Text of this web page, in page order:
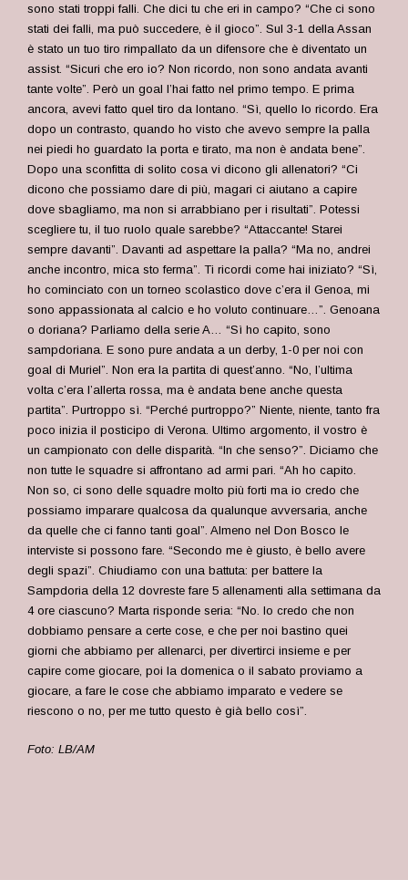
sono stati troppi falli. Che dici tu che eri in campo? “Che ci sono
stati dei falli, ma può succedere, è il gioco”. Sul 3-1 della Assan
è stato un tuo tiro rimpallato da un difensore che è diventato un
assist. “Sicuri che ero io? Non ricordo, non sono andata avanti
tante volte”. Però un goal l’hai fatto nel primo tempo. E prima
ancora, avevi fatto quel tiro da lontano. “Sì, quello lo ricordo. Era
dopo un contrasto, quando ho visto che avevo sempre la palla
nei piedi ho guardato la porta e tirato, ma non è andata bene”.
Dopo una sconfitta di solito cosa vi dicono gli allenatori? “Ci
dicono che possiamo dare di più, magari ci aiutano a capire
dove sbagliamo, ma non si arrabbiano per i risultati”. Potessi
scegliere tu, il tuo ruolo quale sarebbe? “Attaccante! Starei
sempre davanti”. Davanti ad aspettare la palla? “Ma no, andrei
anche incontro, mica sto ferma”. Ti ricordi come hai iniziato? “Sì,
ho cominciato con un torneo scolastico dove c’era il Genoa, mi
sono appassionata al calcio e ho voluto continuare…”. Genoana
o doriana? Parliamo della serie A… “Sì ho capito, sono
sampdoriana. E sono pure andata a un derby, 1-0 per noi con
goal di Muriel”. Non era la partita di quest’anno. “No, l’ultima
volta c’era l’allerta rossa, ma è andata bene anche questa
partita”. Purtroppo sì. “Perché purtroppo?” Niente, niente, tanto fra
poco inizia il posticipo di Verona. Ultimo argomento, il vostro è
un campionato con delle disparità. “In che senso?”. Diciamo che
non tutte le squadre si affrontano ad armi pari. “Ah ho capito.
Non so, ci sono delle squadre molto più forti ma io credo che
possiamo imparare qualcosa da qualunque avversaria, anche
da quelle che ci fanno tanti goal”. Almeno nel Don Bosco le
interviste si possono fare. “Secondo me è giusto, è bello avere
degli spazi”. Chiudiamo con una battuta: per battere la
Sampdoria della 12 dovreste fare 5 allenamenti alla settimana da
4 ore ciascuno? Marta risponde seria: “No. Io credo che non
dobbiamo pensare a certe cose, e che per noi bastino quei
giorni che abbiamo per allenarci, per divertirci insieme e per
capire come giocare, poi la domenica o il sabato proviamo a
giocare, a fare le cose che abbiamo imparato e vedere se
riescono o no, per me tutto questo è già bello così”.
Foto: LB/AM